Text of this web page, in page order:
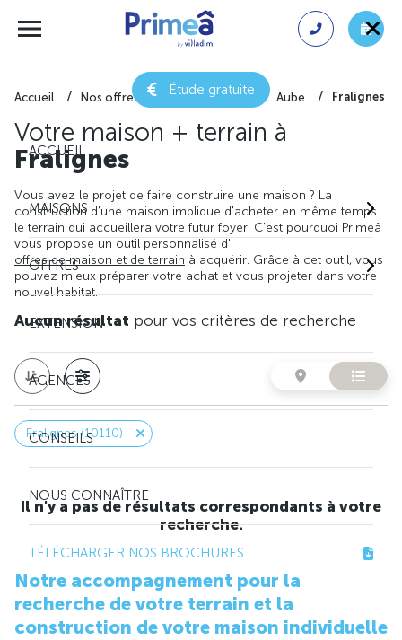
Étude gratuite
ACCUEIL
MAISONS
OFFRES
EXTENSION
AGENCES
CONSEILS
NOUS CONNAÎTRE
TÉLÉCHARGER NOS BROCHURES
Accueil Nos offres de maison + terrain Aube Fralignes
Votre maison + terrain à
Fralignes
Vous avez le projet de faire construire une maison ? La
construction d'une maison implique d'acheter en même temps
le terrain qui accueillera votre futur foyer. C'est pourquoi Primeâ
vous propose un outil personnalisé d'
offres de maison et de terrain à acquérir. Grâce à cet outil, vous
pouvez mieux préparer votre achat et vous projeter dans votre
nouvel habitat.
Aucun résultat pour vos critères de recherche
Fralignes (10110)
Il n'y a pas de résultats correspondants à votre
recherche.
Notre accompagnement pour la
recherche de votre terrain et la
construction de votre maison individuelle